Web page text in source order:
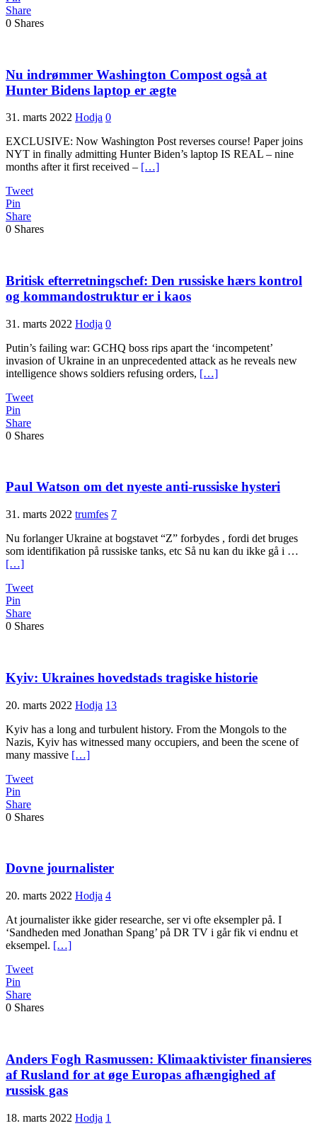
Share
0 Shares
Nu indrømmer Washington Compost også at
Hunter Bidens laptop er ægte
31. marts 2022 Hodja 0
EXCLUSIVE: Now Washington Post reverses course! Paper joins
NYT in finally admitting Hunter Biden’s laptop IS REAL – nine
months after it first received – […]
Tweet
Pin
Share
0 Shares
Britisk efterretningschef: Den russiske hærs kontrol
og kommandostruktur er i kaos
31. marts 2022 Hodja 0
Putin’s failing war: GCHQ boss rips apart the ‘incompetent’
invasion of Ukraine in an unprecedented attack as he reveals new
intelligence shows soldiers refusing orders, […]
Tweet
Pin
Share
0 Shares
Paul Watson om det nyeste anti-russiske hysteri
31. marts 2022 trumfes 7
Nu forlanger Ukraine at bogstavet “Z” forbydes , fordi det bruges
som identifikation på russiske tanks, etc Så nu kan du ikke gå i …
[…]
Tweet
Pin
Share
0 Shares
Kyiv: Ukraines hovedstads tragiske historie
20. marts 2022 Hodja 13
Kyiv has a long and turbulent history. From the Mongols to the
Nazis, Kyiv has witnessed many occupiers, and been the scene of
many massive […]
Tweet
Pin
Share
0 Shares
Dovne journalister
20. marts 2022 Hodja 4
At journalister ikke gider researche, ser vi ofte eksempler på. I
‘Sandheden med Jonathan Spang’ på DR TV i går fik vi endnu et
eksempel. […]
Tweet
Pin
Share
0 Shares
Anders Fogh Rasmussen: Klimaaktivister finansieres
af Rusland for at øge Europas afhængighed af
russisk gas
18. marts 2022 Hodja 1